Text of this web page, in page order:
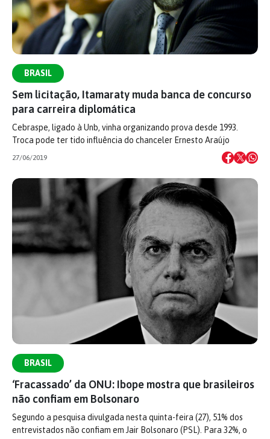
BRASIL
Sem licitação, Itamaraty muda banca de concurso
para carreira diplomática
Cebraspe, ligado à Unb, vinha organizando prova desde 1993.
Troca pode ter tido influência do chanceler Ernesto Araújo
27/06/2019
BRASIL
‘Fracassado’ da ONU: Ibope mostra que brasileiros
não confiam em Bolsonaro
Segundo a pesquisa divulgada nesta quinta-feira (27), 51% dos
entrevistados não confiam em Jair Bolsonaro (PSL). Para 32%, o